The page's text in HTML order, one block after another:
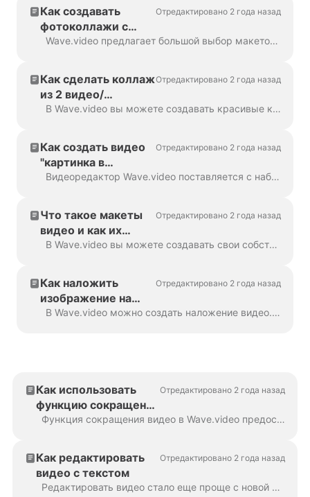
Как создавать
фотоколлажи с
помощью
Отредактировано 2 года назад
Wave.video предлагает большой выбор макетов - коллекцию рамок, масок и сеток, - которые позволяют объединить несколько изображений в рамках одной сцены...
Как сделать коллаж
из 2 видео/
изображений
Отредактировано 2 года назад
В Wave.video вы можете создавать красивые коллажи из видео и изображений с помощью макетов. Макеты представляют собой набор различных сеток и масок, которые...
Как создать видео
"картинка в
картинке"
Отредактировано 2 года назад
Видеоредактор Wave.video поставляется с набором макетов, которые позволяют объединить несколько видеоклипов или изображений. Если вы хотите создать видео "картинка в картинке",...
Что такое макеты
видео и как их
настроить
Отредактировано 2 года назад
В Wave.video вы можете создавать свои собственные видеоколлажи с помощью удобной функции - видео-макетов. Макет видео - это способ отображения визуальных элеме...
Как наложить
изображение на
видео
Отредактировано 2 года назад
В Wave.video можно создать наложение видео. Вот как это сделать. Наложение видео - это изображение или видео, которое можно добавить в видео (или, что еще лучше,...
Как использовать
функцию сокращения
видео
Отредактировано 2 года назад
Функция сокращения видео в Wave.video предоставляет два универсальных варианта: сокращение всего видео до более краткой версии или создание нескольких ва...
Как редактировать
видео с текстом
Отредактировано 2 года назад
Редактировать видео стало еще проще с новой функцией Wave.video: Редактирование видео с текстом. В этом руководстве вы узнаете, как использовать эту функцию для потокового...